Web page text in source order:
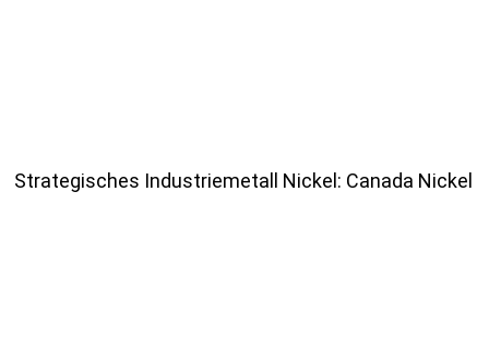
Strategisches Industriemetall Nickel: Canada Nickel